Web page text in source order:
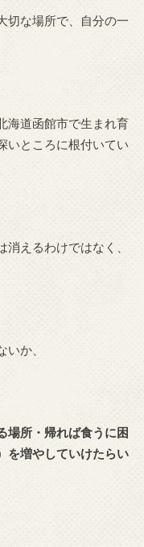
切な場所で、自分の一
海道函館市で生まれ育
いところに根付いてい
えるわけではなく、
か、
場所・帰れば食うに困
を増やしていけたらい